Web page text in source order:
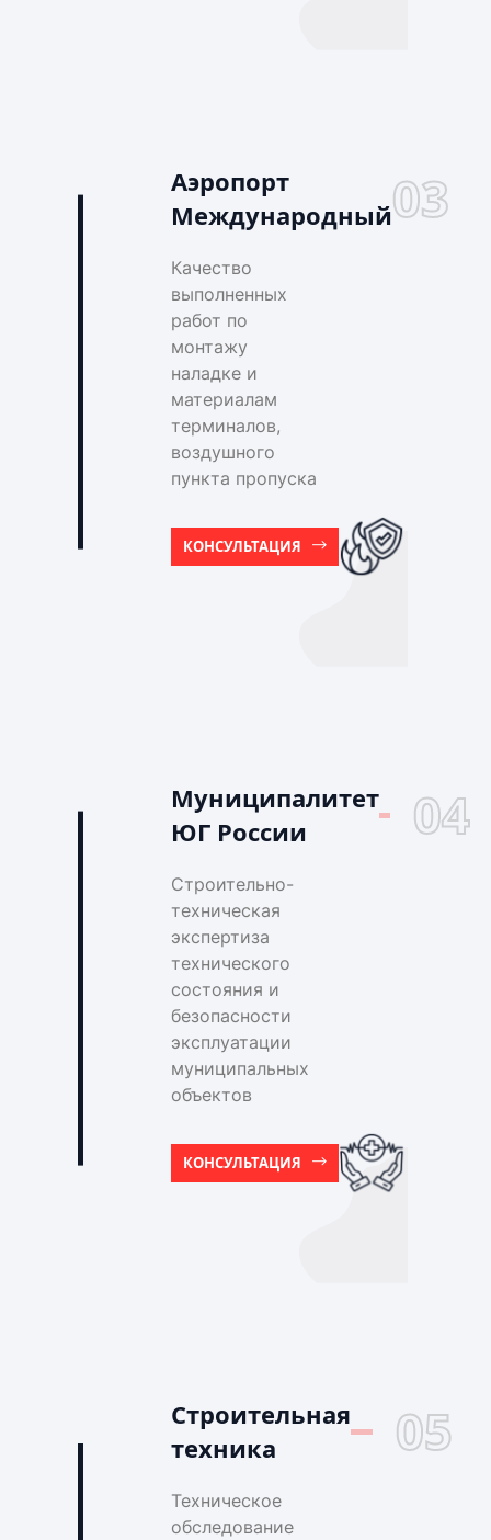
Аэропорт
Международный03
Качество
выполненных
работ по
монтажу
наладке и
материалам
терминалов,
воздушного
пункта пропуска
КОНСУЛЬТАЦИЯ
Муниципалитет
ЮГ России
04
Строительно-
техническая
экспертиза
технического
состояния и
безопасности
эксплуатации
муниципальных
объектов
КОНСУЛЬТАЦИЯ
Строительная
техника
05
Техническое
обследование